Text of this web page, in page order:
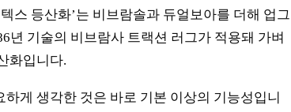
스 등산화’는 비브람솔과 듀얼보아를 더해 업그
년 기술의 비브람사 트랙션 러그가 적용돼 가벼
화입니다.
게 생각한 것은 바로 기본 이상의 기능성입니